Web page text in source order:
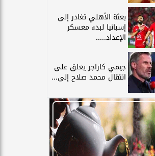
بعثة الأهلي تغادر إلى
إسبانيا لبدء معسكر
الإعداد.....
جيمي كاراجر يعلق على
انتقال محمد صلاح إلى...